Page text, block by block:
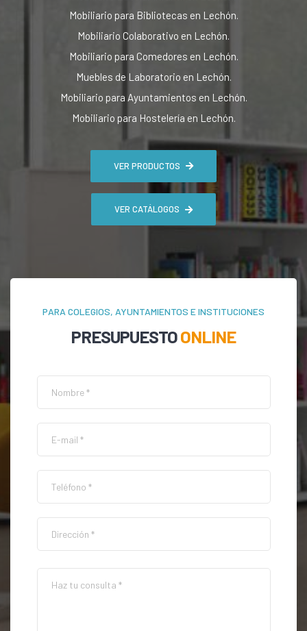
Mobiliario para Bibliotecas en Lechón.
Mobiliario Colaborativo en Lechón.
Mobiliario para Comedores en Lechón.
Muebles de Laboratorio en Lechón.
Mobiliario para Ayuntamientos en Lechón.
Mobiliario para Hostelería en Lechón.
VER PRODUCTOS
VER CATÁLOGOS
PARA COLEGIOS, AYUNTAMIENTOS E INSTITUCIONES
PRESUPUESTOONLINE